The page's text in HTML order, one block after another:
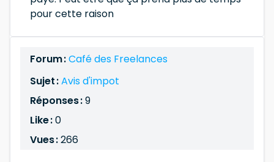
pour cette raison
Forum :Café des Freelances
Sujet :Avis d'impot
Réponses :9
Like :0
Vues :266